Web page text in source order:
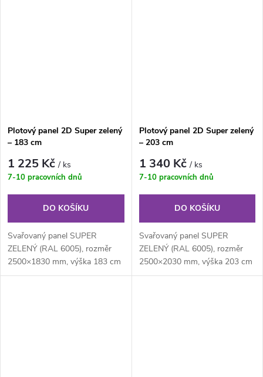
Plotový panel 2D Super zelený
– 183 cm
1 225 Kč/ ks
7-10 pracovních dnů
DO KOŠÍKU
Svařovaný panel SUPER
ZELENÝ (RAL 6005), rozměr
2500×1830 mm, výška 183 cm
je svařovaný plotový panel o
Plotový panel 2D Super zelený
– 203 cm
1 340 Kč/ ks
7-10 pracovních dnů
DO KOŠÍKU
Svařovaný panel SUPER
ZELENÝ (RAL 6005), rozměr
2500×2030 mm, výška 203 cm
je svařovaný plotový panel o